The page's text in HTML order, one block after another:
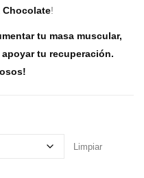
Chocolate!
tu masa muscular,
tu recuperación.
Limpiar